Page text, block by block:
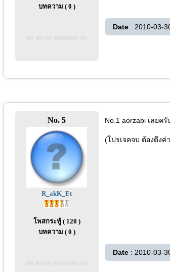
บทความ ( 0 )
Date : 2010-03-
No. 5
R_akK_Et
โพสกระทู้ ( 120 )
บทความ ( 0 )
No.1 aorzabi เลยค
(โปรเจคจบ ต้องดึงค่
Date : 2010-03-